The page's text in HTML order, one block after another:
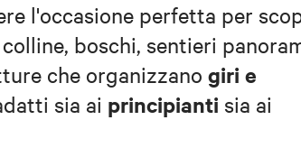
l'occasione perfetta per
boschi, sentieri
che organizzano giri e
sia ai principianti sia ai